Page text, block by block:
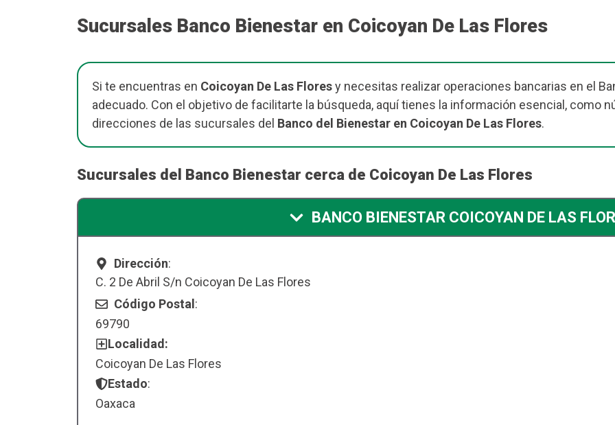
Sucursales Banco Bienestar en Coicoyan De Las Flores
Si te encuentras en Coicoyan De Las Floresy necesitas realizar operaciones bancarias en el
adecuado. Con el objetivo de facilitarte la búsqueda, aquí tienes la información esencial, como
direcciones de las sucursales del Banco del Bienestar en Coicoyan De Las Flores.
Sucursales del Banco Bienestar cerca de Coicoyan De Las Flores
BANCO BIENESTAR COICOYAN DE LAS
Dirección:
C. 2 De Abril S/n Coicoyan De Las Flores
Código Postal :
69790
Localidad:
Coicoyan De Las Flores
Estado:
Oaxaca